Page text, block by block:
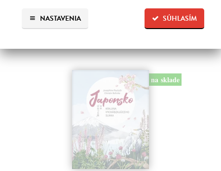
SÚHLASÍM
NASTAVENIA
14,95 € ?
na sklade